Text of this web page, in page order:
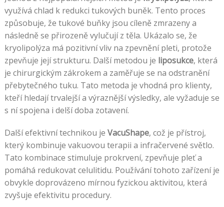
využívá chlad k redukci tukových buněk. Tento proces
způsobuje, že tukové buňky jsou cíleně zmrazeny a
následně se přirozeně vylučují z těla. Ukázalo se, že
kryolipolýza má pozitivní vliv na zpevnění pleti, protože
zpevňuje její strukturu. Další metodou je liposukce, která
je chirurgickým zákrokem a zaměřuje se na odstranění
přebytečného tuku. Tato metoda je vhodná pro klienty,
kteří hledají trvalejší a výraznější výsledky, ale vyžaduje se
s ní spojena i delší doba zotavení.
Další efektivní technikou je VacuShape, což je přístroj,
který kombinuje vakuovou terapii a infračervené světlo.
Tato kombinace stimuluje prokrvení, zpevňuje pleť a
pomáhá redukovat celulitidu. Používání tohoto zařízení je
obvykle doprovázeno mírnou fyzickou aktivitou, která
zvyšuje efektivitu procedury.